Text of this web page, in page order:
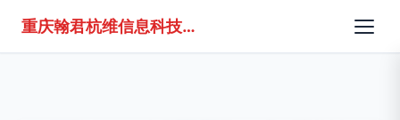
重庆翰君杭维信息科技有限公司